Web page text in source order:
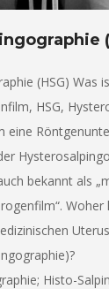
(HSG) Was
HSG,
eine
bekannt als
Woher
Histo-